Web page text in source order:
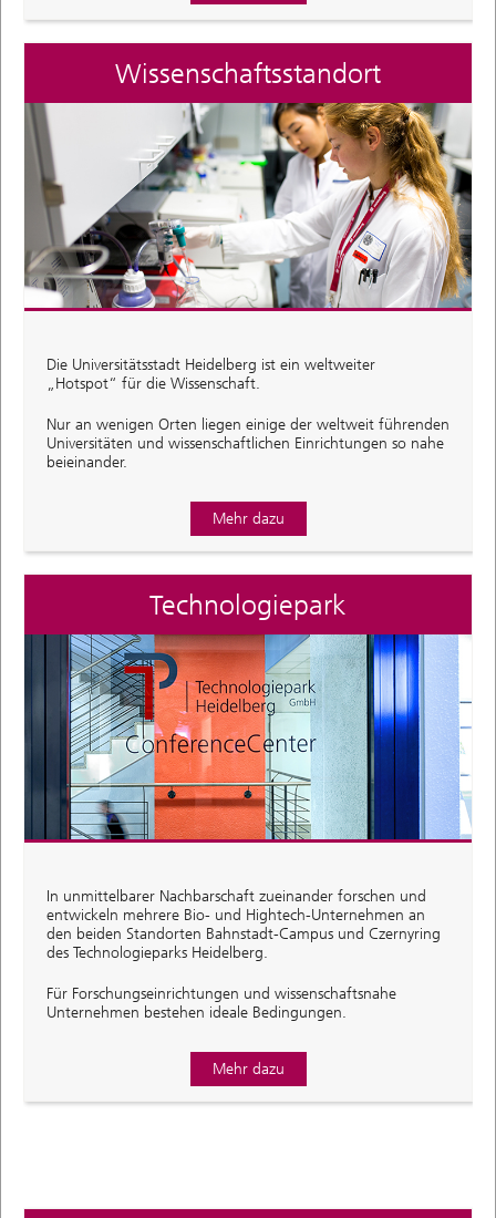
Wissenschaftsstandort
Die Universitätsstadt Heidelberg ist ein weltweiter
„Hotspot“ für die Wissenschaft.
Nur an wenigen Orten liegen einige der weltweit führenden
Universitäten und wissenschaftlichen Einrichtungen so nahe
beieinander.
Mehr dazu
Technologiepark
In unmittelbarer Nachbarschaft zueinander forschen und
entwickeln mehrere Bio- und Hightech-Unternehmen an
den beiden Standorten Bahnstadt-Campus und Czernyring
des Technologieparks Heidelberg.
Für Forschungseinrichtungen und wissenschaftsnahe
Unternehmen bestehen ideale Bedingungen.
Mehr dazu